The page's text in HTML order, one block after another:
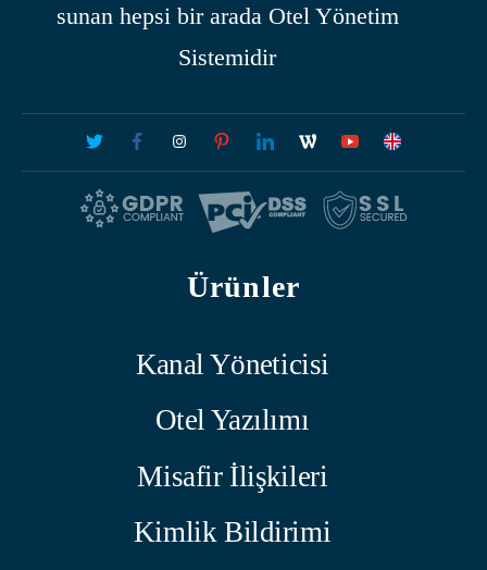
sunan hepsi bir arada Otel Yönetim
Sistemidir
Ürünler
Kanal Yöneticisi
Otel Yazılımı
Misafir İlişkileri
Kimlik Bildirimi